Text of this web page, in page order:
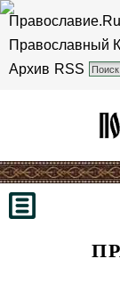
Православие.Ru
Православный
Архив RSS